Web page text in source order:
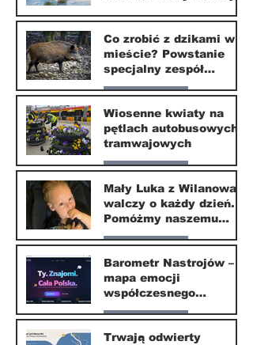
20 kwi
Co zrobić z dzikami w
mieście? Powstanie
specjalny zespół
ekspertów
Nasze miasto
20 kwi
Wiosenne kwiaty na
pętlach autobusowych i
tramwajowych
Nasze miasto
20 kwi
Mały Luka z Wilanowa
walczy o każdy dzień.
Pomóżmy naszemu
małemu sąsiadowi
odzyskać dzieciństwo
Nasze miasto
30 mar
Barometr Nastrojów –
mapa emocji
współczesnego
społeczeństwa
Nasze miasto
Trwają odwierty